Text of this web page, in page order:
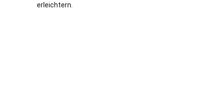
erleichtern.